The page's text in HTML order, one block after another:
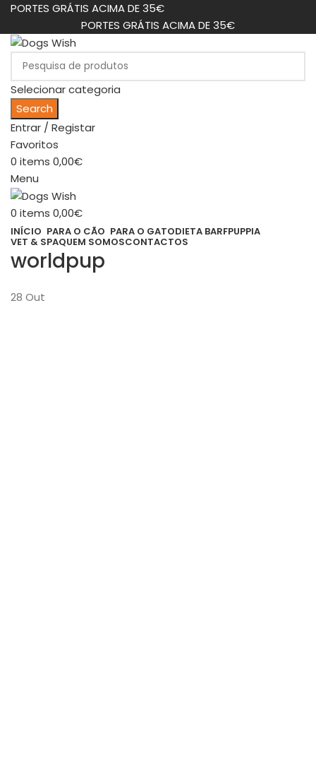
PORTES GRÁTIS ACIMA DE 35€
PORTES GRÁTIS ACIMA DE 35€
Selecionar categoria
Search
Entrar / Registar
Favoritos
0 items 0,00€
Menu
0 items 0,00€
INÍCIO PARA O CÃO PARA O GATODIETA BARFPUPPIA
VET & SPAQUEM SOMOSCONTACTOS
worldpup
28 Out